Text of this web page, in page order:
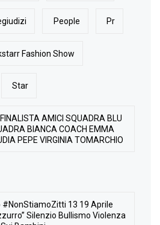
People Pr
Fashion Show
Star
AMICI SQUADRA BLU
BIANCA COACH EMMA
PEPE VIRGINIA TOMARCHIO
13 19 Aprile
Silenzio Bullismo Violenza